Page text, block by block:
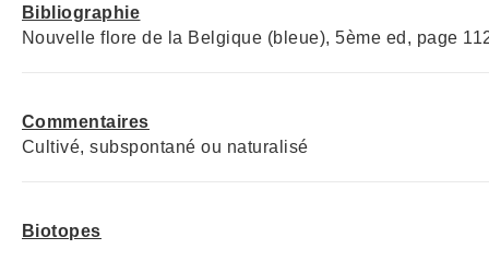
Bibliographie
Nouvelle flore de la Belgique (bleue), 5ème ed, page
Commentaires
Cultivé, subspontané ou naturalisé
Biotopes